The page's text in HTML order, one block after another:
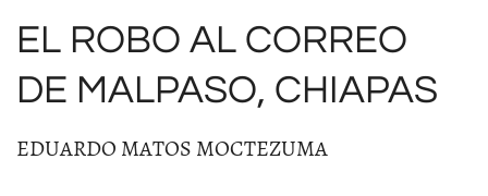
EL ROBO AL CORREO
DE MALPASO, CHIAPAS
EDUARDO MATOS MOCTEZUMA